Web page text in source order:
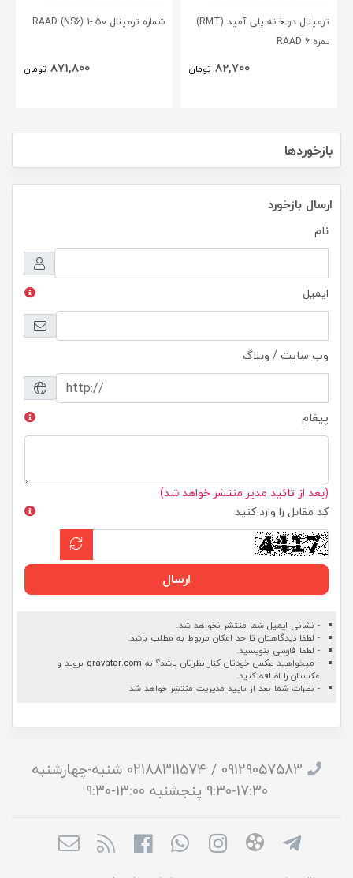
ترمینال دو خانه پلی آمید (RMT)
نمره 6 RAAD
82,700 تومان
شماره ترمینال 50 -1 (RAAD (NS6
871,800 تومان
بازخوردها
ارسال بازخورد
نام
ایمیل
وب سایت / وبلاگ
پیغام
(بعد از تائید مدیر منتشر خواهد شد)
کد مقابل را وارد کنید
ارسال
- نشانی ایمیل شما منتشر نخواهد شد.
- لطفا دیدگاهتان تا حد امکان مربوط به مطلب باشد.
- لطفا فارسی بنویسید.
- میخواهید عکس خودتان کنار نظرتان باشد؟ به gravatar.com بروید و
عکستان را اضافه کنید.
- نظرات شما بعد از تایید مدیریت منتشر خواهد شد
09129057583 / 02188311574 شنبه-چهارشنبه
17:30-9:30 پنجشنبه 13:00-9:30